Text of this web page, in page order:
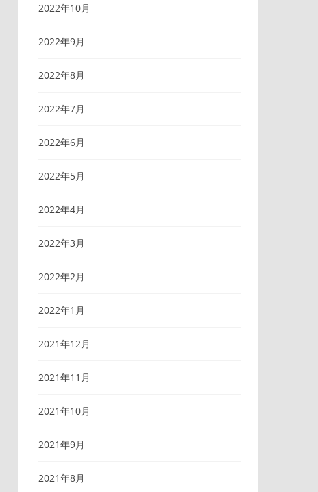
2022年10月
2022年9月
2022年8月
2022年7月
2022年6月
2022年5月
2022年4月
2022年3月
2022年2月
2022年1月
2021年12月
2021年11月
2021年10月
2021年9月
2021年8月